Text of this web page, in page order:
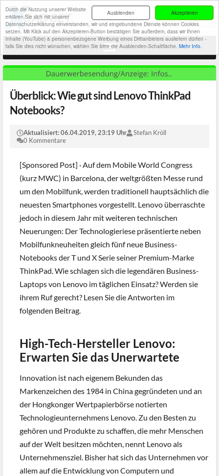
Akzeptieren
Ausblenden
Durch die Nutzung unserer Website
erklären Sie sich mit unserer
Datenschutzerklärung einverstanden, wir und eingebundene Dienste können Cookies
setzen. Mit Klick auf den Akzeptieren-Button bestätigen Sie außerdem, dass wir Ihnen
Inhalte (YouTube) & personenbezogene Werbung eines Drittanbieters ausliefern dürfen -
falls Sie dies nicht wünschen, wählen Sie bitte die Ausblenden-Schaltfläche. Mehr Info.
Überblick: Wie gut sind Lenovo ThinkPad
Notebooks?
Aktualisiert:06.04.2019, 23:19 Uhr
Stefan Kröll
0 Kommentare
[Sponsored Post] · Auf dem Mobile World Congress
(kurz MWC) in Barcelona, der weltgrößten Messe rund
um den Mobilfunk, werden traditionell hauptsächlich die
neuesten Smartphones vorgestellt. Lenovo überraschte
jedoch in diesem Jahr mit weiteren technischen
Neuerungen: Der Technologieriese präsentierte neben
Mobilfunkneuheiten gleich fünf neue Business-
Notebooks der T und X Serie seiner Premium-Marke
ThinkPad. Wie schlagen sich die legendären Business-
Laptops von Lenovo im täglichen Einsatz? Werden sie
ihrem Ruf gerecht? Lesen Sie die Antworten im
folgenden Beitrag.
High-Tech-Hersteller Lenovo:
Erwarten Sie das Unerwartete
Innovation ist nach eigenem Bekunden das
Markenzeichen des 1984 in China gegründeten und an
der Hongkonger Wertpapierbörse notierten
Technologieunternehmens Lenovo. Zu den Besten zu
gehören und Produkte zu schaffen, die mehr Menschen
auf der Welt besitzen möchten, nennt Lenovo als
Unternehmensziel. Bisher hat sich das Unternehmen vor
allem auf die Entwicklung von Computern und